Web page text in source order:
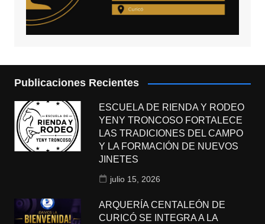
Publicaciones Recientes
ESCUELA DE RIENDA Y RODEO
YENY TRONCOSO FORTALECE
LAS TRADICIONES DEL CAMPO
Y LA FORMACIÓN DE NUEVOS
JINETES
julio 15, 2026
ARQUERÍA CENTALEÓN DE
CURICÓ SE INTEGRA A LA